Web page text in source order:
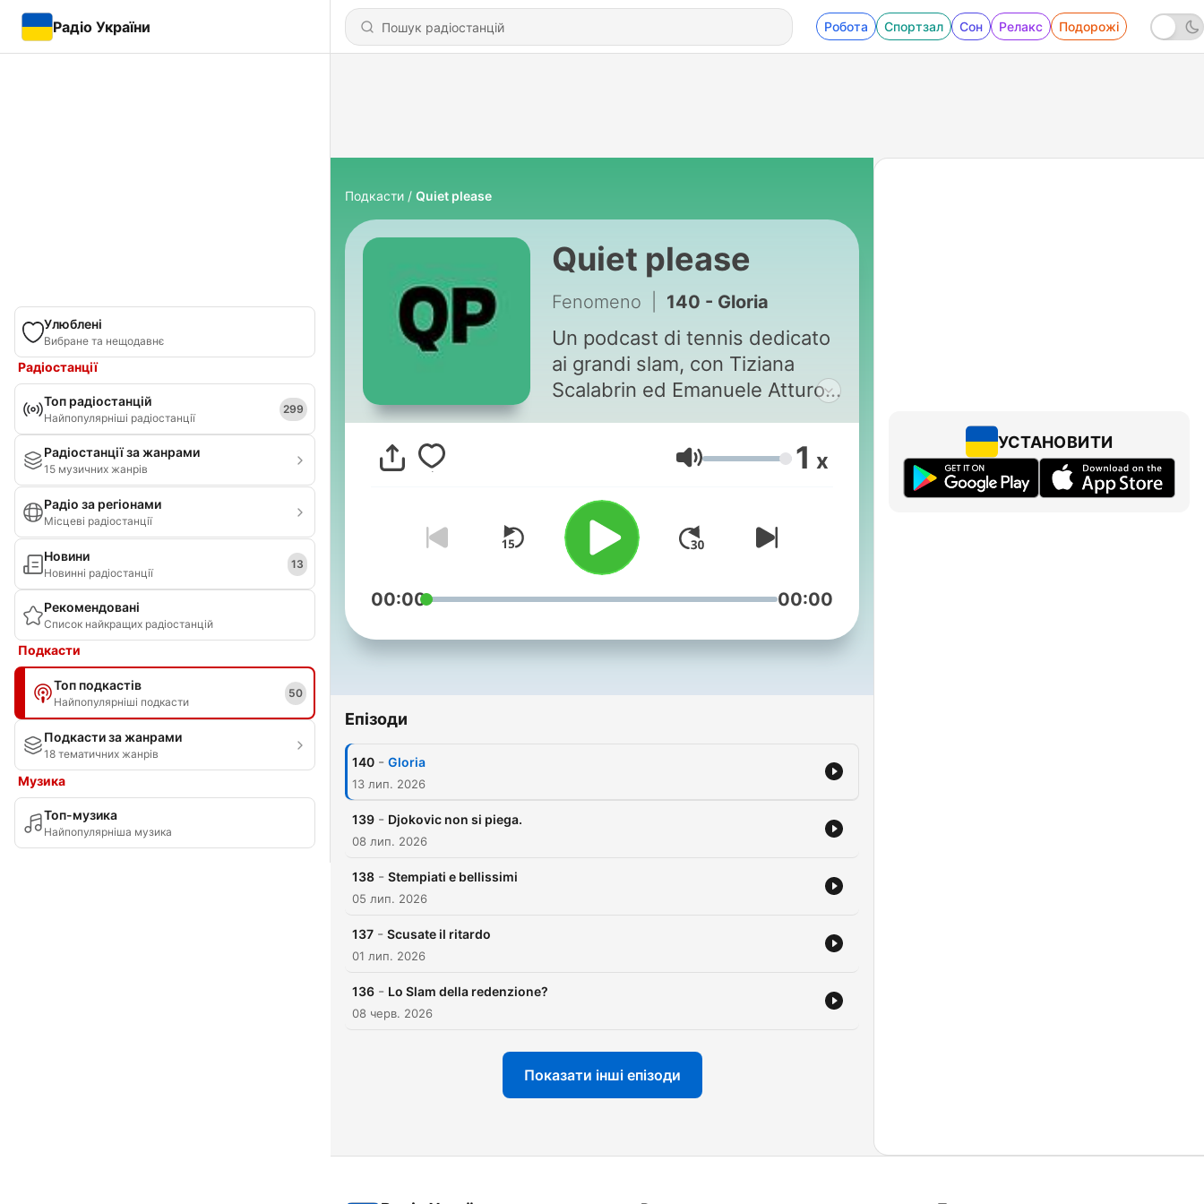
Радіо України Робота Спортзал Сон Релакс Подорожі
Улюблені
Вибране та нещодавнє
Радіостанції
Топ радіостанцій
Найпопулярніші радіостанції
299
Радіостанції за жанрами
15 музичних жанрів
Радіо за регіонами
Місцеві радіостанції
Новини
Новинні радіостанції
13
Рекомендовані
Список найкращих радіостанцій
Подкасти
Топ подкастів
Найпопулярніші подкасти
50
Подкасти за жанрами
18 тематичних жанрів
Музика
Топ-музика
Найпопулярніша музика
Подкасти Quiet please
Quiet please
Fenomeno 140 - Gloria
Un podcast di tennis dedicato
ai grandi slam, con Tiziana
Scalabrin ed Emanuele Atturo.
grazie al sostegno degli
abbonati. Abbonati a Ultimo
Гучність 1 x
00:00 00:00
Епізоди
140 - Gloria
13 лип. 2026
139 - Djokovic non si piega.
08 лип. 2026
138 - Stempiati e bellissimi
05 лип. 2026
137 - Scusate il ritardo
01 лип. 2026
136 - Lo Slam della redenzione?
08 черв. 2026
Показати інші епізоди
УСТАНОВИТИ